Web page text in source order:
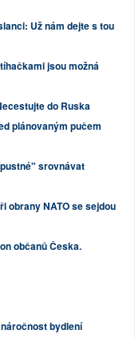
Už nám dejte s tou
jsou možná
do Ruska
plánovaným pučem
srovnávat
obrany NATO se sejdou
občanů Česka.
bydlení